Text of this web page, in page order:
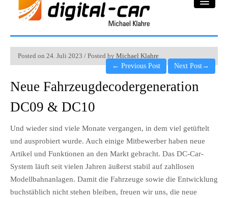
DC-Car® Bereich
Impressum
Datenschutzerklärung
Posted on 24. Juli 2023 / Posted by Michael Klahre
← Previous Post Next Post→
Neue Fahrzeugdecodergeneration
DC09 & DC10
Und wieder sind viele Monate vergangen, in dem viel getüftelt
und ausprobiert wurde. Auch einige Mitbewerber haben neue
Artikel und Funktionen an den Markt gebracht. Das DC-Car-
System läuft seit vielen Jahren äußerst stabil auf zahllosen
Modellbahnanlagen. Damit die Fahrzeuge sowie die Entwicklung
buchstäblich nicht stehen bleiben, freuen wir uns, die neue